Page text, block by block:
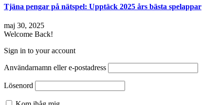
Tjäna pengar på nätspel: Upptäck 2025 års bästa spelappar
maj 30, 2025
Welcome Back!
Sign in to your account
Användarnamn eller e-postadress
Lösenord